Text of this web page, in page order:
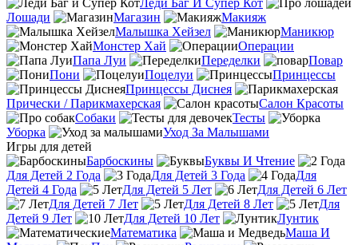
Лошади
Магазин
Макияж
Малышка Хейзел
Маникюр
Монстер Хай
Операции
Папа Луи
Переделки
Повар
Пони
Поцелуи
Принцессы
Принцессы Диснея
Прически / Парикмахерская
Салон Красоты
Собаки
Тесты
Уборка
Уход За Малышами
Игры для детей
Барбоскины
Буквы И Чтение
Для Детей 2 Года
Для Детей 3 Года
Для
Детей 4 Года
Для Детей 5 Лет
Для Детей 6 Лет
Для Детей 7 Лет
Для Детей 8 Лет
Для
Детей 9 Лет
Для Детей 10 Лет
Лунтик
Математика
Маша И